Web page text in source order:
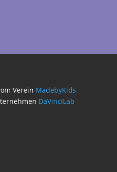
Verein MadebyKids
DaVinciLab